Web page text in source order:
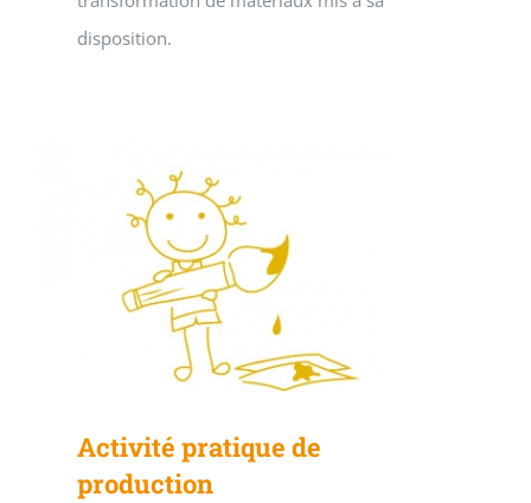
disposition.
Activité pratique de
production